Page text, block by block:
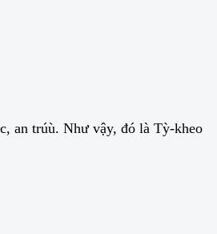
an trúù. Như vậy, đó là Tỳ-kheo